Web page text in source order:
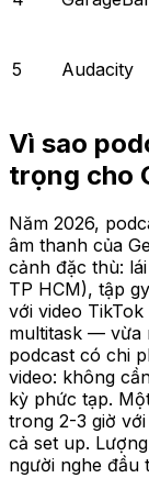
5 Audacity
Vì sao
trọng cho
Năm 2026,
âm thanh của
cảnh đặc thù:
TP HCM), tập
với video
multitask — vừa
podcast có chi
video: không
kỳ phức tạp.
trong 2-3 giờ
cả set up.
người nghe đầu